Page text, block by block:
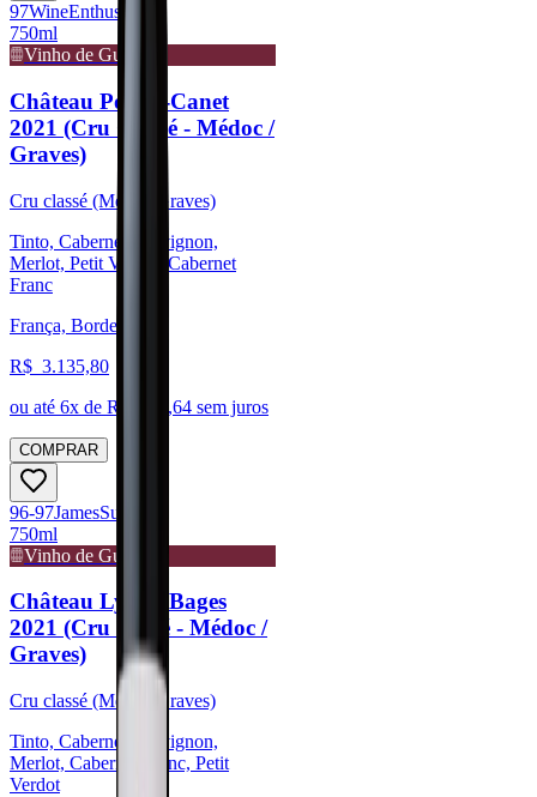
97WineEnthusiast
750ml
Vinho de Guarda
Château Pontet-Canet
2021 (Cru Classé - Médoc /
Graves)
Cru classé (Médoc/Graves)
Tinto, Cabernet Sauvignon,
Merlot, Petit Verdot, Cabernet
Franc
França, Bordeaux
R$ 3.135,80
ou até 6x de R$ 522,64 sem juros
COMPRAR
96-97JamesSuckling
750ml
Vinho de Guarda
Château Lynch-Bages
2021 (Cru classé - Médoc /
Graves)
Cru classé (Médoc/Graves)
Tinto, Cabernet Sauvignon,
Merlot, Cabernet Franc, Petit
Verdot